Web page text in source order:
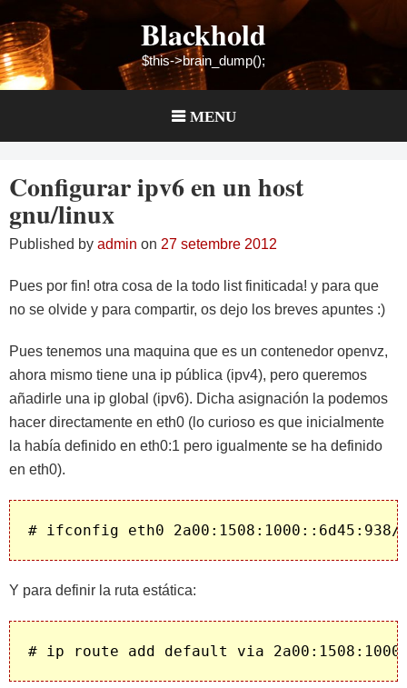
to
content
Blackhold
$this->brain_dump();
MENU
Configurar ipv6 en un host
gnu/linux
Published by admin on 27 setembre 2012
Pues por fin! otra cosa de la todo list finiticada! y para que
no se olvide y para compartir, os dejo los breves apuntes :)
Pues tenemos una maquina que es un contenedor openvz,
ahora mismo tiene una ip pública (ipv4), pero queremos
añadirle una ip global (ipv6). Dicha asignación la podemos
hacer directamente en eth0 (lo curioso es que inicialmente
la había definido en eth0:1 pero igualmente se ha definido
en eth0).
# ifconfig eth0 2a00:1508:1000::6d45:938/
Y para definir la ruta estática:
# ip route add default via